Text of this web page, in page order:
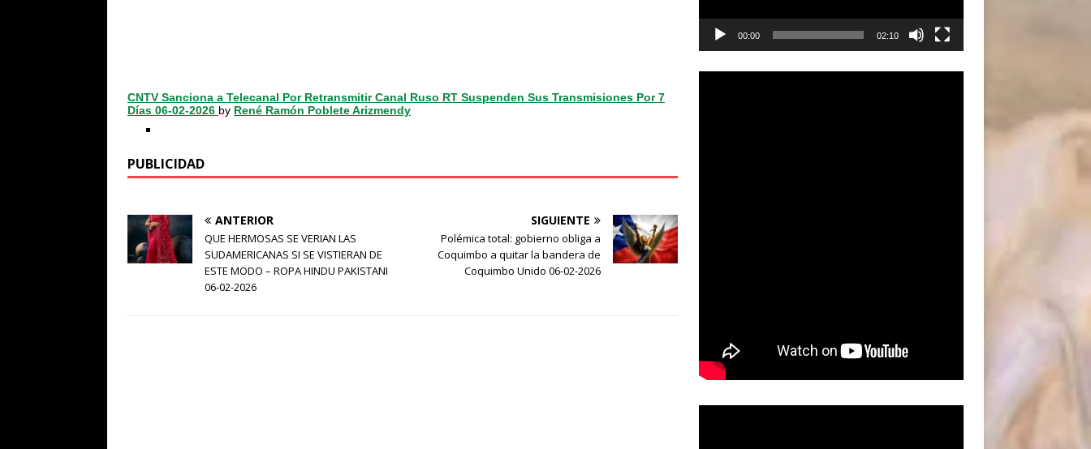
CNTV Sanciona a Telecanal Por Retransmitir Canal Ruso RT Suspenden Sus Transmisiones Por 7
Días 06-02-2026 by René Ramón Poblete Arizmendy
PUBLICIDAD
ANTERIOR
QUE HERMOSAS SE VERIAN LAS
SUDAMERICANAS SI SE VISTIERAN DE
ESTE MODO – ROPA HINDU PAKISTANI
06-02-2026
SIGUIENTE
Polémica total: gobierno obliga a
Coquimbo a quitar la bandera de
Coquimbo Unido 06-02-2026
00:00 02:10